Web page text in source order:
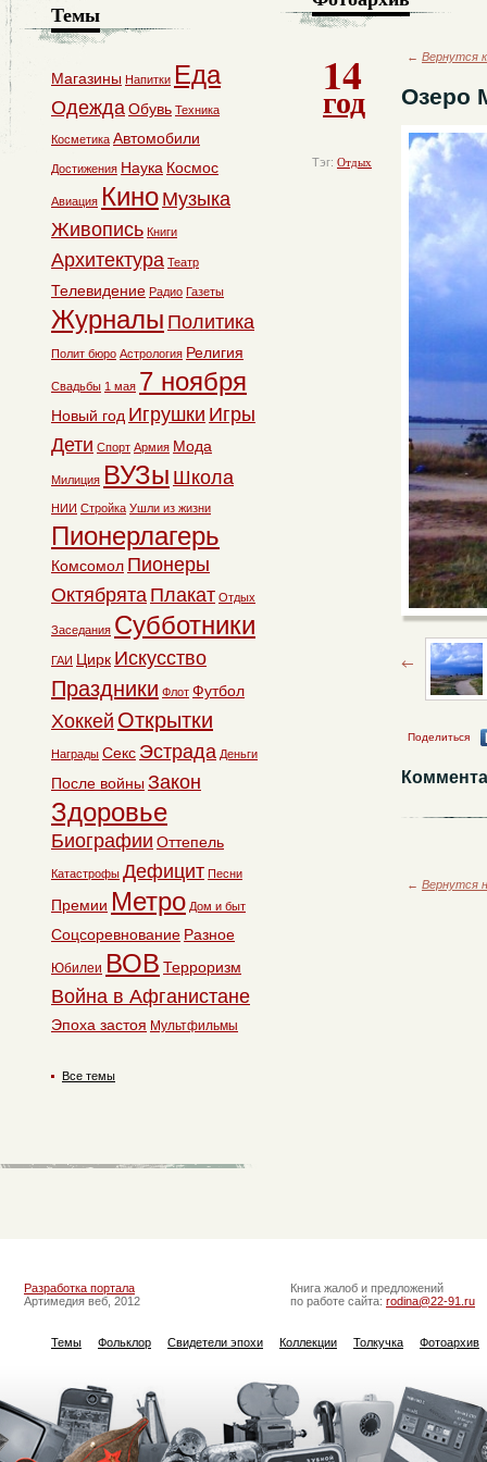
14
год
Тэг: Отдых
← Вернутся
Озеро
Поделиться
← Вернутся
Темы
Магазины Напитки Еда
ОдеждаОбувь Техника
Косметика Автомобили
Достижения Наука Космос
Авиация Кино Музыка
Живопись Книги
Архитектура Театр
Телевидение Радио Газеты
Журналы Политика
Полит бюро Астрология Религия
Свадьбы 1 мая 7 ноября
Новый год Игрушки Игры
Дети Спорт Армия Мода
Милиция ВУЗы Школа
НИИ Стройка Ушли из жизни
Пионерлагерь
Комсомол Пионеры
Октябрята Плакат Отдых
Заседания Субботники
ГАИ Цирк Искусство
Праздники Флот Футбол
Хоккей Открытки
Награды Секс Эстрада Деньги
После войны Закон
Здоровье
Биографии Оттепель
Катастрофы Дефицит Песни
Премии Метро Дом и быт
Соцсоревнование Разное
Юбилеи ВОВ Терроризм
Война в Афганистане
Эпоха застоя Мультфильмы
Все темы
Разработка портала
Артимедия веб, 2012
Книга жалоб и предложений
по работе сайта: rodina@22-91.ru
Темы Фольклор Свидетели эпохи Коллекции Толкучка Фотоархив